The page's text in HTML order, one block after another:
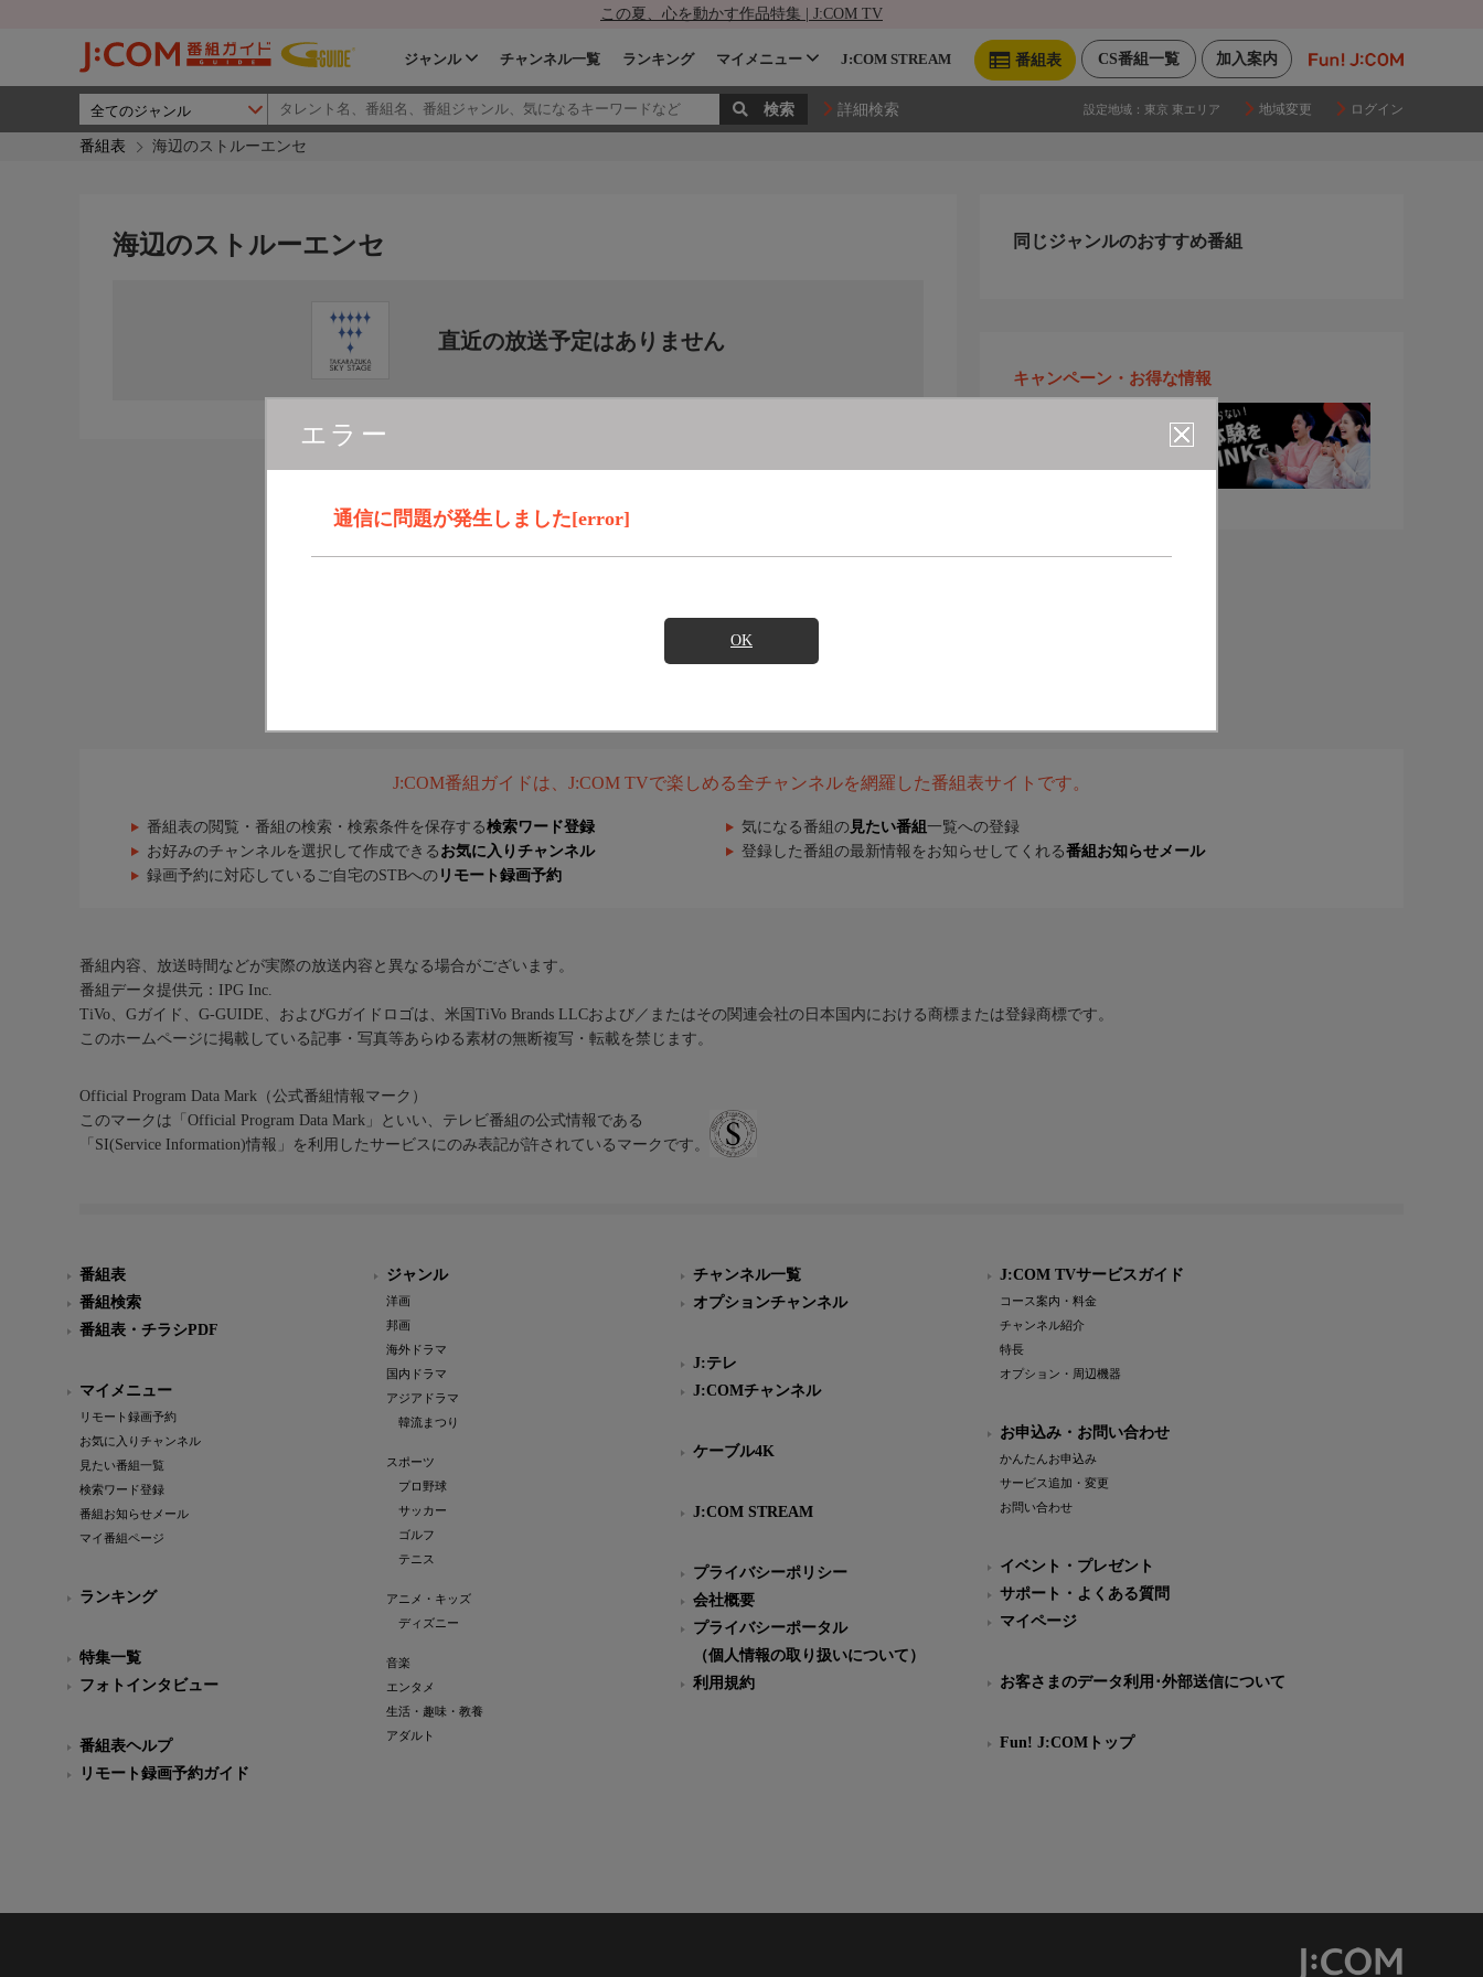
この夏、心を動かす作品特集 | J:COM TV
加入案内
CS番組一覧
番組表
ジャンル チャンネル一覧 ランキング マイメニュー J:COM STREAM
詳細検索 設定地域： 東京 東エリア 地域変更 ログイン
番組表 海辺のストルーエンセ
エラー
通信に問題が発生しました[error]
OK
海辺のストルーエンセ
直近の放送予定はありません
同じジャンルのおすすめ番組
キャンペーン・お得な情報
J:COM番組ガイドは、J:COM TVで楽しめる全チャンネルを網羅した番組表サイトです。
番組表の閲覧・番組の検索・検索条件を保存する検索ワード登録 気になる番組の 見たい番組 一覧への登録
お好みのチャンネルを選択して作成できる お気に入りチャンネル 登録した番組の最新情報をお知らせしてくれる番組お知らせメール
録画予約に対応しているご自宅のSTBへの リモート録画予約
番組内容、放送時間などが実際の放送内容と異なる場合がございます。
番組データ提供元：IPG Inc.
TiVo、Gガイド、G-GUIDE、およびGガイドロゴは、米国TiVo Brands LLCおよび／またはその関連会社の日本国内における商標または登録商標です。
このホームページに掲載している記事・写真等あらゆる素材の無断複写・転載を禁じます。
Official Program Data Mark（公式番組情報マーク）
このマークは「Official Program Data Mark」といい、テレビ番組の公式情報である
「SI(Service Information)情報」を利用したサービスにのみ表記が許されているマークです。
番組表
番組検索
番組表・チラシPDF
マイメニュー
リモート録画予約
お気に入りチャンネル
見たい番組一覧
検索ワード登録
番組お知らせメール
マイ番組ページ
ランキング
特集一覧
フォトインタビュー
番組表ヘルプ
リモート録画予約ガイド
ジャンル
洋画
邦画
海外ドラマ
国内ドラマ
アジアドラマ
韓流まつり
スポーツ
プロ野球
サッカー
ゴルフ
テニス
アニメ・キッズ
ディズニー
音楽
エンタメ
生活・趣味・教養
アダルト
チャンネル一覧
オプションチャンネル
J:テレ
J:COMチャンネル
ケーブル4K
J:COM STREAM
プライバシーポリシー
会社概要
プライバシーポータル
（個人情報の取り扱いについて）
利用規約
J:COM TVサービスガイド
コース案内・料金
チャンネル紹介
特長
オプション・周辺機器
お申込み・お問い合わせ
かんたんお申込み
サービス追加・変更
お問い合わせ
イベント・プレゼント
サポート・よくある質問
マイページ
お客さまのデータ利用･外部送信について
Fun! J:COMトップ